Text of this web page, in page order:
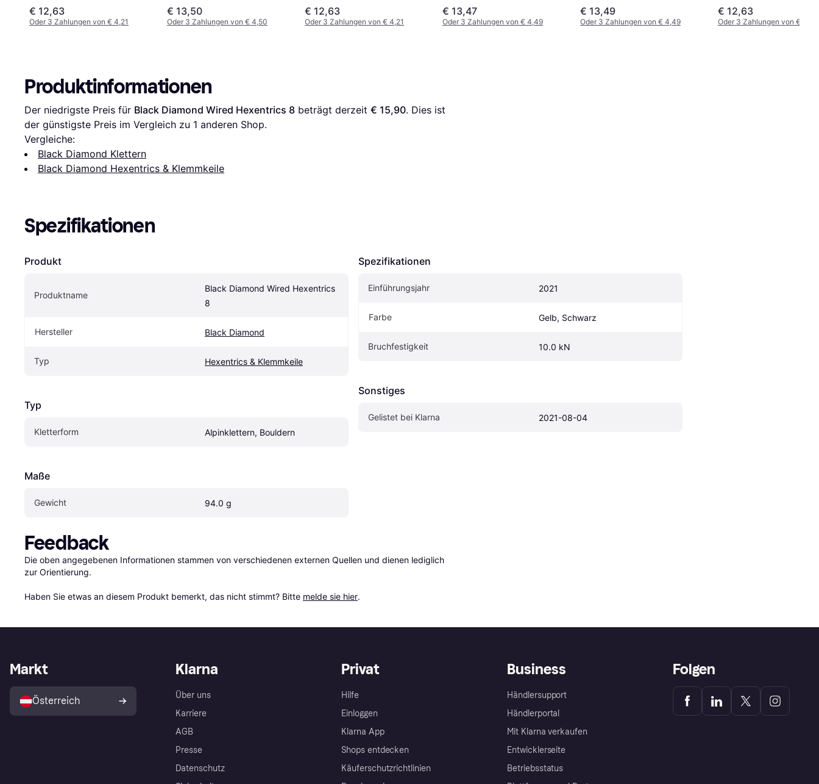
€ 12,63
Oder 3 Zahlungen von € 4,21
€ 13,50
Oder 3 Zahlungen von € 4,50
€ 12,63
Oder 3 Zahlungen von € 4,21
€ 13,47
Oder 3 Zahlungen von € 4,49
€ 13,49
Oder 3 Zahlungen von € 4,49
€ 12,63
Oder 3 Zahlungen von € 4,21
Produktinformationen
Der niedrigste Preis für Black Diamond Wired Hexentrics 8 beträgt derzeit € 15,90. Dies ist
der günstigste Preis im Vergleich zu 1 anderen Shop.
Vergleiche:
Black Diamond Klettern
Black Diamond Hexentrics & Klemmkeile
Spezifikationen
Produkt
Produktname
Black Diamond Wired Hexentrics
8
Hersteller Black Diamond
Typ Hexentrics & Klemmkeile
Typ
Kletterform Alpinklettern, Bouldern
Maße
Gewicht 94.0 g
Spezifikationen
Einführungsjahr 2021
Farbe Gelb, Schwarz
Bruchfestigkeit 10.0 kN
Sonstiges
Gelistet bei Klarna 2021-08-04
Feedback
Die oben angegebenen Informationen stammen von verschiedenen externen Quellen und dienen lediglich
zur Orientierung.
Haben Sie etwas an diesem Produkt bemerkt, das nicht stimmt? Bitte melde sie hier.
Klarna
Über uns
Karriere
AGB
Presse
Datenschutz
Privat
Hilfe
Einloggen
Klarna App
Shops entdecken
Käuferschutzrichtlinien
Business
Händlersupport
Händlerportal
Mit Klarna verkaufen
Entwicklerseite
Betriebsstatus
Markt
Österreich
Folgen